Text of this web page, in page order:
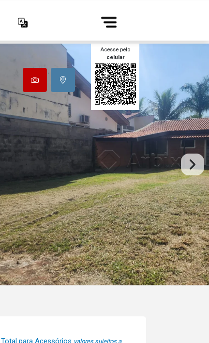
Acesse pelo
celular
Total para Acessórios valores sujeitos a